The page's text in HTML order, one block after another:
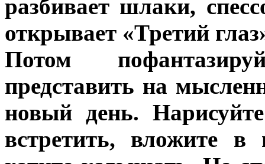
разбивает шлаки,
открывает «Третий
Потом
представить на
новый день.
встретить, вложите